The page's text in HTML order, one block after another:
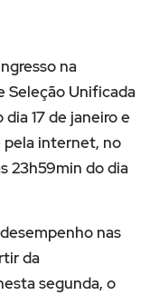
na
Seleção Unificada
17 de janeiro e
pela internet, no
23h59min do dia
nas
da
segunda, o